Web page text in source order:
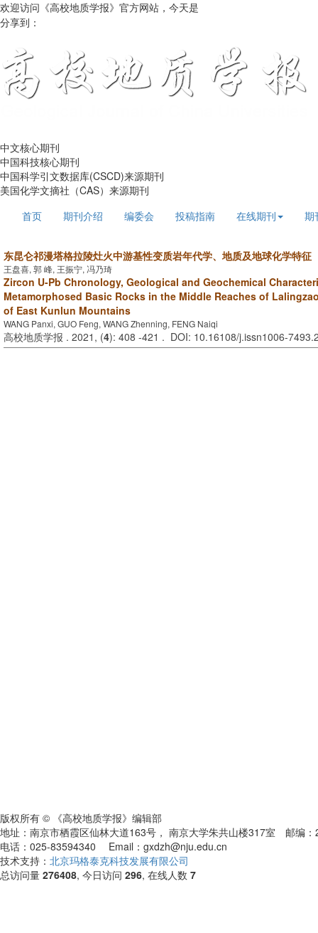
欢迎访问《高校地质学报》官方网站，今天是
分享到：
中文核心期刊
中国科技核心期刊
中国科学引文数据库(CSCD)来源期刊
美国化学文摘社（CAS）来源期刊
首页
期刊介绍 编委会 投稿指南 在线期刊 期
东昆仑祁漫塔格拉陵灶火中游基性变质岩年代学、地质及地球化学特征
王盘喜, 郭 峰, 王振宁, 冯乃琦
Zircon U-Pb Chronology, Geological and Geochemical
Metamorphosed Basic Rocks in the Middle Reaches of
of East Kunlun Mountains
WANG Panxi, GUO Feng, WANG Zhenning, FENG Naiqi
高校地质学报 . 2021, (4): 408 -421 . DOI: 10.16108/j.issn1006-
版权所有 © 《高校地质学报》编辑部
地址：南京市栖霞区仙林大道163号， 南京大学朱共山楼317室 邮编
电话：025-83594340 Email：gxdzh@nju.edu.cn
技术支持： 北京玛格泰克科技发展有限公司
总访问量 276408, 今日访问 296, 在线人数 7